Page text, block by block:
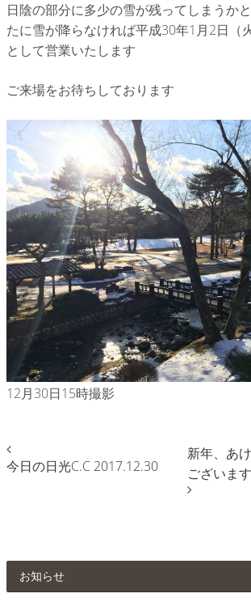
日陰の部分に多少の雪が残ってしまうか
たに雪が降らなければ平成30年1月2日（
として営業いたします
ご来場をお待ちしております
12月30日15時撮影
今日の日光C.C 2017.12.30
新年、あ
ございます
お知らせ